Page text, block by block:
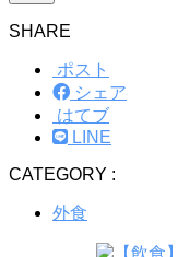
SHARE
ポスト
シェア
はてブ
LINE
CATEGORY :
外食